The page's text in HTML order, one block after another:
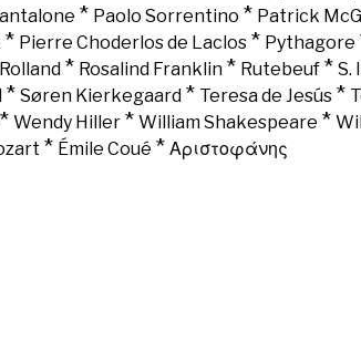
* Paolo Sorrentino * Patrick
* Pierre Choderlos de Laclos* Pythagore
* Rosalind Franklin* Rutebeuf* S.
* Søren Kierkegaard* Teresa de Jesús*
* Wendy Hiller * William Shakespeare *
* Émile Coué * Αριστοφάνης